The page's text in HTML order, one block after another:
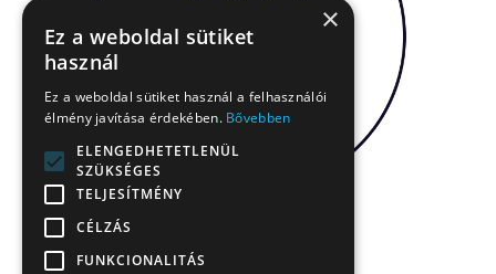
×
Ez a weboldal sütiket
használ
Ez a weboldal sütiket használ a felhasználói
élmény javítása érdekében. Bővebben
ELENGEDHETETLENÜL
SZÜKSÉGES
TELJESÍTMÉNY
CÉLZÁS
FUNKCIONALITÁS